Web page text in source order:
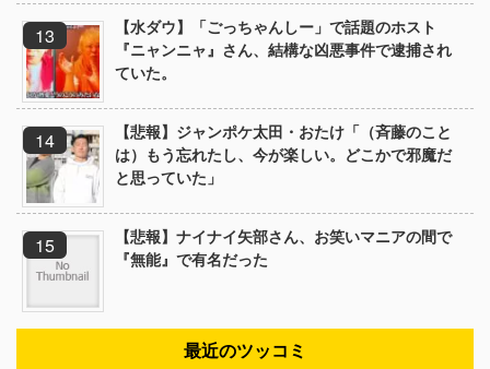
【水ダウ】「ごっちゃんしー」で話題のホスト
『ニャンニャ』さん、結構な凶悪事件で逮捕され
ていた。
【悲報】ジャンポケ太田・おたけ「（斉藤のこと
は）もう忘れたし、今が楽しい。どこかで邪魔だ
と思っていた」
【悲報】ナイナイ矢部さん、お笑いマニアの間で
『無能』で有名だった
最近のツッコミ